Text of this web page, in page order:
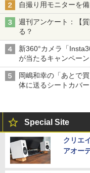
自撮り用モニターを
週刊アンケート：【
る？
新360°カメラ「
が当たるキャンペーン
岡嶋和幸の「あとで
体に送るシートカバ
Special Site
クリエ
アオー